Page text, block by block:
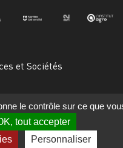
et Sociétés
le contrôle sur ce que
tout accepter
Personnaliser